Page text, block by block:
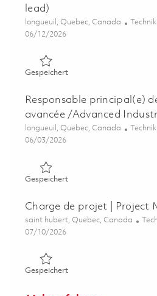
lead)
Ort
longueuil, Quebec, Canada
Posted Date
06/12/2026
GespeichertGespeichert
Responsable principal(e)
avancée /Advanced
Ort
longueuil, Quebec, Canada
Posted Date
06/03/2026
GespeichertGespeichert
Charge de projet | Project
Ort
saint hubert, Quebec, Canada
Posted Date
07/10/2026
GespeichertGespeichert Charge de